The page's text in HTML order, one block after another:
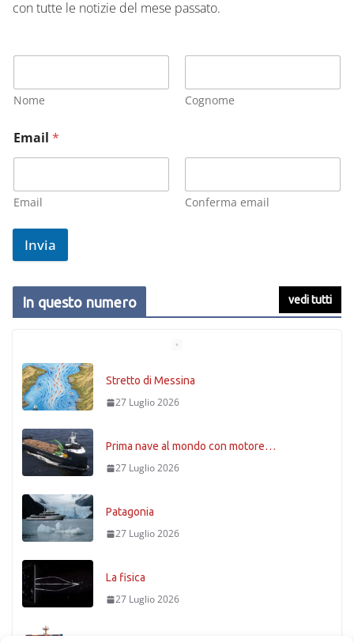
con tutte le notizie del mese passato.
Nome Cognome
Email *
Email Conferma email
Invia
In questo numero vedi tutti
Stretto di Messina
27 Luglio 2026
Prima nave al mondo con motore…
27 Luglio 2026
Patagonia
27 Luglio 2026
La fisica
27 Luglio 2026